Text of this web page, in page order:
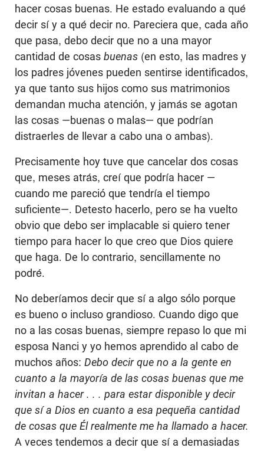
hacer cosas buenas. He estado evaluando a qué
decir sí y a qué decir no. Pareciera que, cada año
que pasa, debo decir que no a una mayor
cantidad de cosas buenas (en esto, las madres y
los padres jóvenes pueden sentirse identificados,
ya que tanto sus hijos como sus matrimonios
demandan mucha atención, y jamás se agotan
las cosas —buenas o malas— que podrían
distraerles de llevar a cabo una o ambas).
Precisamente hoy tuve que cancelar dos cosas
que, meses atrás, creí que podría hacer —
cuando me pareció que tendría el tiempo
suficiente—. Detesto hacerlo, pero se ha vuelto
obvio que debo ser implacable si quiero tener
tiempo para hacer lo que creo que Dios quiere
que haga. De lo contrario, sencillamente no
podré.
No deberíamos decir que sí a algo sólo porque
es bueno o incluso grandioso. Cuando digo que
no a las cosas buenas, siempre repaso lo que mi
esposa Nanci y yo hemos aprendido al cabo de
muchos años: Debo decir que no a la gente en
cuanto a la mayoría de las cosas buenas que me
invitan a hacer . . . para estar disponible y decir
que sí a Dios en cuanto a esa pequeña cantidad
de cosas que Él realmente me ha llamado a hacer.
A veces tendemos a decir que sí a demasiadas